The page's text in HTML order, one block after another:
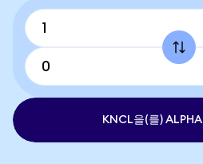
KNCL을(를)